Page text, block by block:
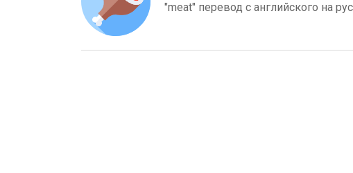
"meat" перевод с английского на